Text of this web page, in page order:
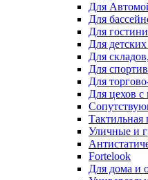
Для
Для
Для
Для
Для
Для
Для
Для цехов
Тактильная
Уличные и
Fortelook
Для дома и